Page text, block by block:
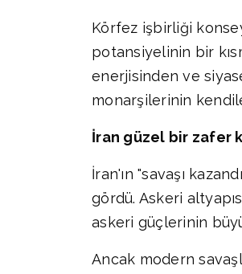
Körfez işbirliği
potansiyelinin bir
enerjisinden ve
monarşilerinin
İran güzel bir zafer
İran'ın "savaşı
gördü. Askeri
askeri güçlerinin
Ancak modern